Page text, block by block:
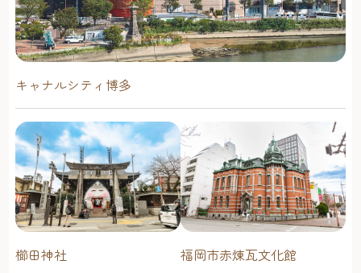
キャナルシティ博多
櫛田神社 福岡市赤煉瓦文化館